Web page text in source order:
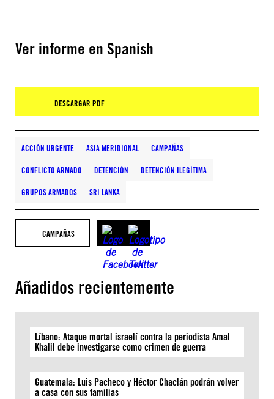
Ver informe en Spanish
DESCARGAR PDF
ACCIÓN URGENTE ASIA MERIDIONAL CAMPAÑAS
CONFLICTO ARMADO DETENCIÓN DETENCIÓN ILEGÍTIMA
GRUPOS ARMADOS SRI LANKA
CAMPAÑAS
Añadidos recientemente
Líbano: Ataque mortal israelí contra la periodista Amal
Khalil debe investigarse como crimen de guerra
Guatemala: Luis Pacheco y Héctor Chaclán podrán volver
a casa con sus familias